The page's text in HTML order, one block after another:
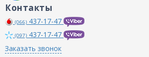
Контакты
(066) 437-17-47
(097) 437-17-47
Заказать звонок